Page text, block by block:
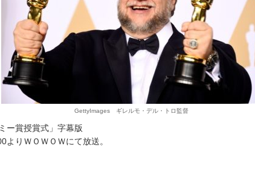
GettyImages ギレルモ・デル・トロ監督
ー賞授賞式」字幕版
よりＷＯＷＯＷにて放送。